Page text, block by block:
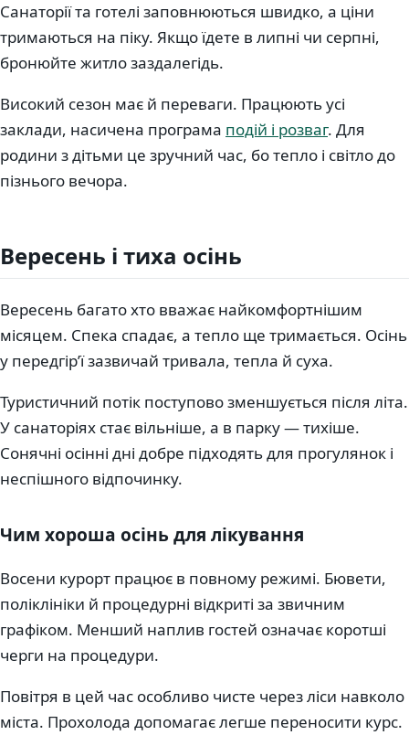
Санаторії та готелі заповнюються швидко, а ціни
тримаються на піку. Якщо їдете в липні чи серпні,
бронюйте житло заздалегідь.
Високий сезон має й переваги. Працюють усі
заклади, насичена програма подій і розваг. Для
родини з дітьми це зручний час, бо тепло і світло до
пізнього вечора.
Вересень і тиха осінь
Вересень багато хто вважає найкомфортнішим
місяцем. Спека спадає, а тепло ще тримається. Осінь
у передгірʼї зазвичай тривала, тепла й суха.
Туристичний потік поступово зменшується після літа.
У санаторіях стає вільніше, а в парку — тихіше.
Сонячні осінні дні добре підходять для прогулянок і
неспішного відпочинку.
Чим хороша осінь для лікування
Восени курорт працює в повному режимі. Бювети,
поліклініки й процедурні відкриті за звичним
графіком. Менший наплив гостей означає коротші
черги на процедури.
Повітря в цей час особливо чисте через ліси навколо
міста. Прохолода допомагає легше переносити курс.